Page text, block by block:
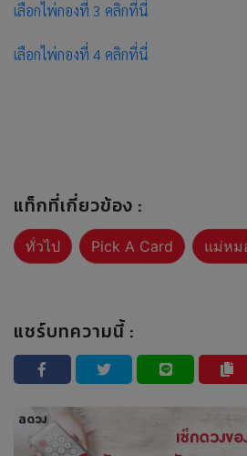
เลือกไพ่กองที่ 3 คลิกที่นี่
เลือกไพ่กองที่ 4 คลิกที่นี่
แท็กที่เกี่ยวข้อง :
ทั่วไป Pick A Card แม่หม
แชร์บทความนี้ :